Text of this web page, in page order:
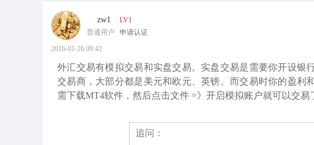
zw1
LV1
普通用户
申请认证
2016-01-26 09:42
外汇交易有模拟交易和实盘交易。实盘交易是需要你开设银
交易商，大部分都是美元和欧元、英镑。而交易时你的盈利
需下载MT4软件，然后点击文件 =》开启模拟账户就可以交